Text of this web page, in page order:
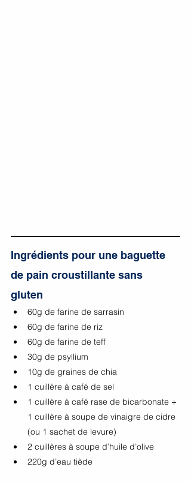
Ingrédients pour une baguette
de pain croustillante sans
gluten
60g de farine de sarrasin
60g de farine de riz
60g de farine de teff
30g de psyllium
10g de graines de chia
1 cuillère à café de sel
1 cuillère à café rase de bicarbonate +
1 cuillère à soupe de vinaigre de cidre
(ou 1 sachet de levure)
2 cuillères à soupe d’huile d’olive
220g d’eau tiède